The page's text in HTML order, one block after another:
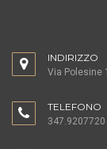
INDIRIZZO
Via Polesine
TELEFONO